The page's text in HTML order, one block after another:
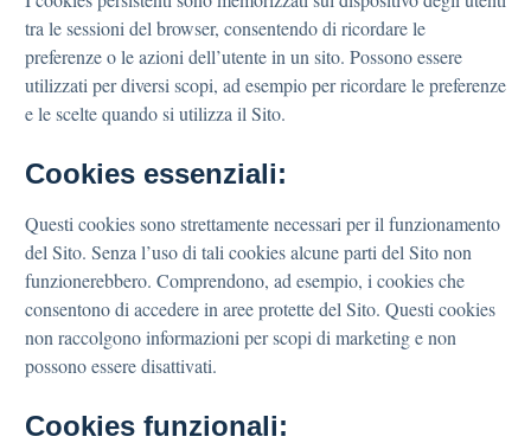
tra le sessioni del browser, consentendo di ricordare le
preferenze o le azioni dell’utente in un sito. Possono essere
utilizzati per diversi scopi, ad esempio per ricordare le preferenze
e le scelte quando si utilizza il Sito.
Cookies essenziali:
Questi cookies sono strettamente necessari per il funzionamento
del Sito. Senza l’uso di tali cookies alcune parti del Sito non
funzionerebbero. Comprendono, ad esempio, i cookies che
consentono di accedere in aree protette del Sito. Questi cookies
non raccolgono informazioni per scopi di marketing e non
possono essere disattivati.
Cookies funzionali: